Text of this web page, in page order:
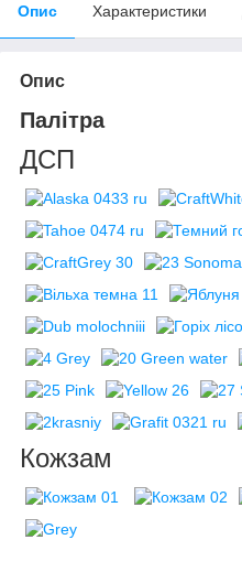
Опис Характеристики
Опис
Палітра
ДСП
Кожзам